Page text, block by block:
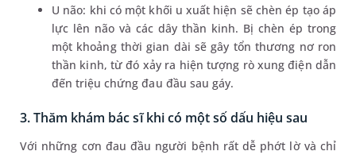
U não: khi có một khối u xuất hiện sẽ chèn ép tạo áp
lực lên não và các dây thần kinh. Bị chèn ép trong
một khoảng thời gian dài sẽ gây tổn thương nơ ron
thần kinh, từ đó xảy ra hiện tượng rò xung điện dẫn
đến triệu chứng đau đầu sau gáy.
3. Thăm khám bác sĩ khi có một số dấu hiệu sau
Với những cơn đau đầu người bệnh rất dễ phớt lờ và chỉ